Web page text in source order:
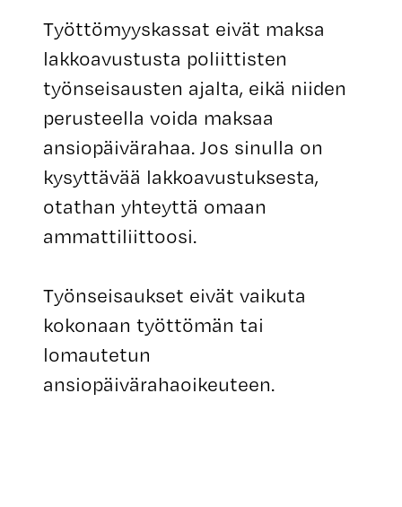
Työttömyyskassat eivät maksa
lakkoavustusta poliittisten
työnseisausten ajalta, eikä niiden
perusteella voida maksaa
ansiopäivärahaa. Jos sinulla on
kysyttävää lakkoavustuksesta,
otathan yhteyttä omaan
ammattiliittoosi.
Työnseisaukset eivät vaikuta
kokonaan työttömän tai
lomautetun
ansiopäivärahaoikeuteen.